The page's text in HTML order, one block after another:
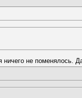
ничего не поменялось.